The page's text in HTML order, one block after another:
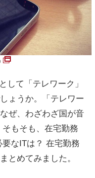
して「テレワーク」
ょうか。「テレワー
ぜ、わざわざ国が音
もそも、在宅勤務
なITは？ 在宅勤務
とめてみました。